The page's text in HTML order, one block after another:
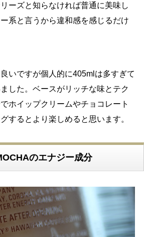
ーズと知らなければ普通に美味し
系と言うから違和感を感じるだけ
いですが個人的に405mlは多すぎて
した。ベースがリッチな味とテク
ホイップクリームやチョコレート
するとより楽しめると思います。
のエナジー成分